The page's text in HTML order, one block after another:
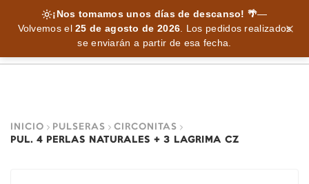
¡Nos tomamos unos días de descanso! 🌴—
Volvemos el25 de agosto de 2026. Los pedidos realizados
se enviarán a partir de esa fecha.
INICIO PULSERAS
CIRCONITAS
PUL. 4 PERLAS NATURALES + 3 LAGRIMA CZ